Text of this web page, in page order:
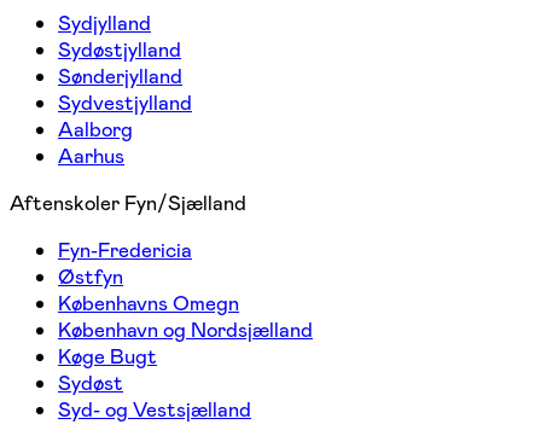
Sydjylland
Sydøstjylland
Sønderjylland
Sydvestjylland
Aalborg
Aarhus
Aftenskoler Fyn/Sjælland
Fyn-Fredericia
Østfyn
Københavns Omegn
København og Nordsjælland
Køge Bugt
Sydøst
Syd- og Vestsjælland